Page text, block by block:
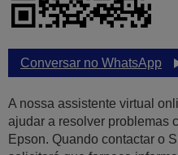
Conversar no WhatsApp
A nossa assistente virtual
ajudar a resolver problemas
Epson. Quando contactar o